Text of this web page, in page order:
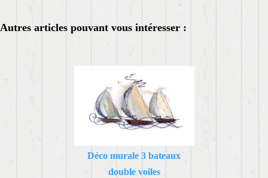
Autres articles pouvant vous intéresser :
Déco murale 3 bateaux
double voiles